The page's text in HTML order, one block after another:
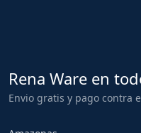
Rena Ware en
Envio gratis y pago contra